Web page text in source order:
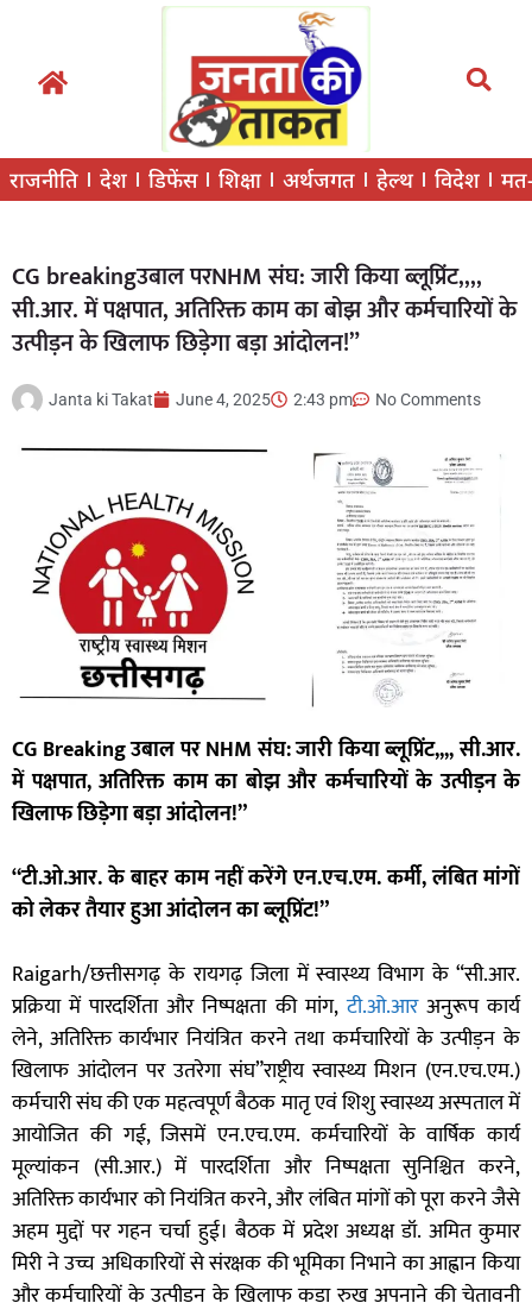
राजनीति देश डिफेंस शिक्षा अर्थजगत हेल्थ विदेश
CG breakingउबाल परNHM संघ: जारी किया ब्लूप्रिंट,,,,
सी.आर. में पक्षपात, अतिरिक्त काम का बोझ और कर्मचारियों के
उत्पीड़न के खिलाफ छिड़ेगा बड़ा आंदोलन!”
Janta ki Takat June 4, 2025 2:43 pm No Comments
CG Breaking उबाल पर NHM संघ: जारी किया ब्लूप्रिंट,,,, सी.आर.
में पक्षपात, अतिरिक्त काम का बोझ और कर्मचारियों के उत्पीड़न के
खिलाफ छिड़ेगा बड़ा आंदोलन!”
“टी.ओ.आर. के बाहर काम नहीं करेंगे एन.एच.एम. कर्मी, लंबित मांगों
को लेकर तैयार हुआ आंदोलन का ब्लूप्रिंट!”
Raigarh/छत्तीसगढ़ के रायगढ़ जिला में स्वास्थ्य विभाग के “सी.आर.
प्रक्रिया में पारदर्शिता और निष्पक्षता की मांग,टी.ओ.आरअनुरूप कार्य
लेने, अतिरिक्त कार्यभार नियंत्रित करने तथा कर्मचारियों के उत्पीड़न के
खिलाफ आंदोलन पर उतरेगा संघ”राष्ट्रीय स्वास्थ्य मिशन (एन.एच.एम.)
कर्मचारी संघ की एक महत्वपूर्ण बैठक मातृ एवं शिशु स्वास्थ्य अस्पताल में
आयोजित की गई, जिसमें एन.एच.एम. कर्मचारियों के वार्षिक कार्य
मूल्यांकन (सी.आर.) में पारदर्शिता और निष्पक्षता सुनिश्चित करने,
अतिरिक्त कार्यभार को नियंत्रित करने, और लंबित मांगों को पूरा करने जैसे
अहम मुद्दों पर गहन चर्चा हुई। बैठक में प्रदेश अध्यक्ष डॉ. अमित कुमार
मिरी ने उच्च अधिकारियों से संरक्षक की भूमिका निभाने का आह्वान किया
और कर्मचारियों के उत्पीड़न के खिलाफ कड़ा रुख अपनाने की चेतावनी